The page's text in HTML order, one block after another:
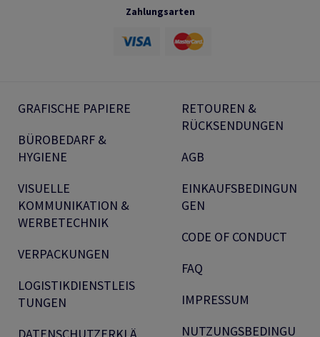
Zahlungsarten
GRAFISCHE PAPIERE
BÜROBEDARF &
HYGIENE
VISUELLE
KOMMUNIKATION &
WERBETECHNIK
VERPACKUNGEN
LOGISTIKDIENSTLEIS
TUNGEN
RETOUREN &
RÜCKSENDUNGEN
AGB
EINKAUFSBEDINGUN
GEN
CODE OF CONDUCT
FAQ
IMPRESSUM
NUTZUNGSBEDINGU